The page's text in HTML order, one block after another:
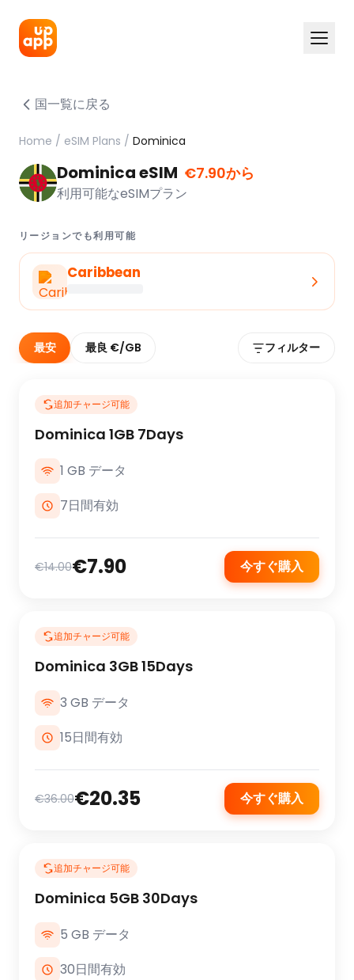
国一覧に戻る
Home / eSIM Plans / Dominica
Dominica eSIM €7.90から
利用可能なeSIMプラン
リージョンでも利用可能
Caribbean
最安 最良 €/GB フィルター
追加チャージ可能
Dominica 1GB 7Days
1 GB データ
7日間有効
€14.00€7.90 今すぐ購入
追加チャージ可能
Dominica 3GB 15Days
3 GB データ
15日間有効
€36.00€20.35 今すぐ購入
追加チャージ可能
Dominica 5GB 30Days
5 GB データ
30日間有効